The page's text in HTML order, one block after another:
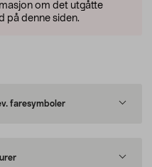
om det utgåtte
på denne siden.
faresymboler